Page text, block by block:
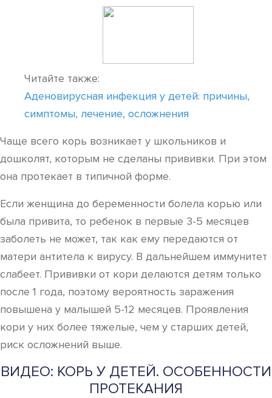
Читайте также:
Аденовирусная инфекция у детей: причины,
симптомы, лечение, осложнения
Чаще всего корь возникает у школьников и
дошколят, которым не сделаны прививки. При этом
она протекает в типичной форме.
Если женщина до беременности болела корью или
была привита, то ребенок в первые 3-5 месяцев
заболеть не может, так как ему передаются от
матери антитела к вирусу. В дальнейшем иммунитет
слабеет. Прививки от кори делаются детям только
после 1 года, поэтому вероятность заражения
повышена у малышей 5-12 месяцев. Проявления
кори у них более тяжелые, чем у старших детей,
риск осложнений выше.
ВИДЕО: КОРЬ У ДЕТЕЙ. ОСОБЕННОСТИ
ПРОТЕКАНИЯ